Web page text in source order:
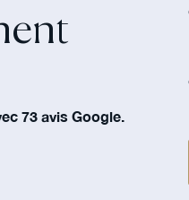
73 avis Google.